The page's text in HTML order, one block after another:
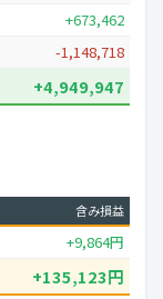
+673,462
-1,148,718
+4,949,947
含み損益
+9,864円
+135,123円